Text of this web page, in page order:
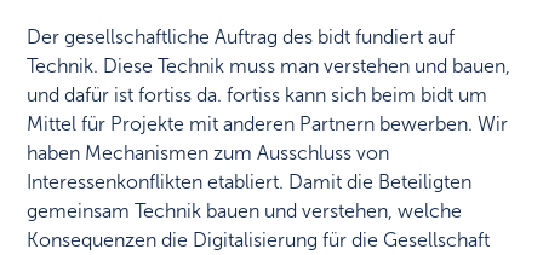
Der gesellschaftliche Auftrag des bidt fundiert auf
Technik. Diese Technik muss man verstehen und bauen,
und dafür ist fortiss da. fortiss kann sich beim bidt um
Mittel für Projekte mit anderen Partnern bewerben. Wir
haben Mechanismen zum Ausschluss von
Interessenkonflikten etabliert. Damit die Beteiligten
gemeinsam Technik bauen und verstehen, welche
Konsequenzen die Digitalisierung für die Gesellschaft